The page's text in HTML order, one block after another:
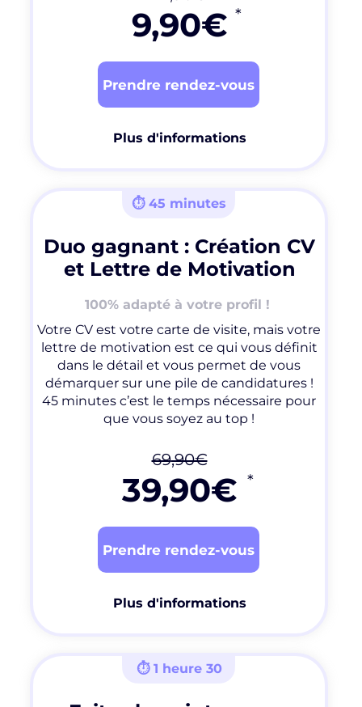
Prendre rendez-vous
9,90€
Plus d'informations
*
Prendre rendez-vous
39,90€
Votre CV est votre carte de visite, mais votre
lettre de motivation est ce qui vous définit
dans le détail et vous permet de vous
démarquer sur une pile de candidatures !
45 minutes c’est le temps nécessaire pour
que vous soyez au top !
Duo gagnant : Création CV
et Lettre de Motivation
69,90€
⏱ 45 minutes
100% adapté à votre profil !
Plus d'informations
*
⏱ 1 heure 30